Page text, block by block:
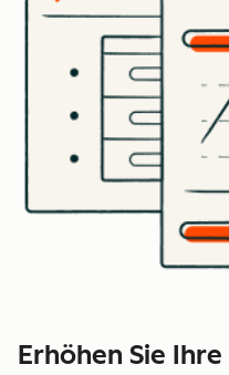
Erhöhen Sie